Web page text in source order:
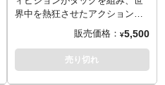
XLサイズ （77cm／58cm／
XXLサイズ （84cm／68cm／
60cm／26cm）
──────────────────
な鉛筆画で描き下ろし。洗練さ
乾いたタッチで、着こなしやす
く仕上げました。
生地はしっかりとした厚みの5.6
界中を熱狂させたアクション・
アドベンチャーゲーム
『SEKIRO: SHADOWS DIE
TWICE』。「TORCH TORCH」
とのコラボレーションTシャツが
販売価格： ¥5,500
売り切れ